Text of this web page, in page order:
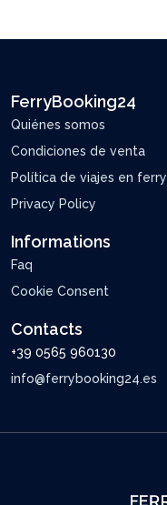
FerryBooking24
Quiénes somos
Condiciones de venta
Política de viajes en ferry
Privacy Policy
Informations
Faq
Cookie Consent
Contacts
+39 0565 960130
info@ferrybooking24.es